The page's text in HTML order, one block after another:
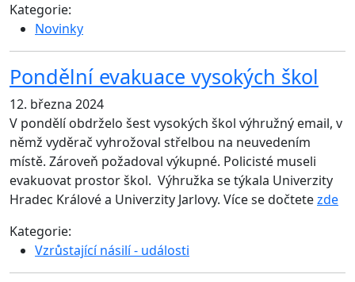
Kategorie:
Novinky
Pondělní evakuace vysokých škol
12. března 2024
V pondělí obdrželo šest vysokých škol výhružný email, v
němž vyděrač vyhrožoval střelbou na neuvedením
místě. Zároveň požadoval výkupné. Policisté museli
evakuovat prostor škol. Výhružka se týkala Univerzity
Hradec Králové a Univerzity Jarlovy. Více se dočtetezde
Kategorie:
Vzrůstající násilí - události